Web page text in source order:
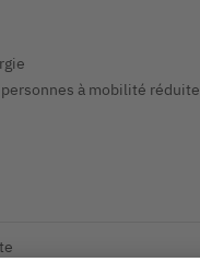
à mobilité réduite